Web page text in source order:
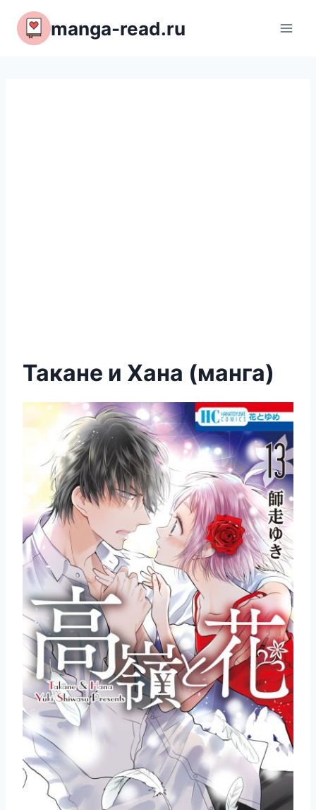
Перейти
содержимому
manga-read.ru
Такане и Хана (манга)